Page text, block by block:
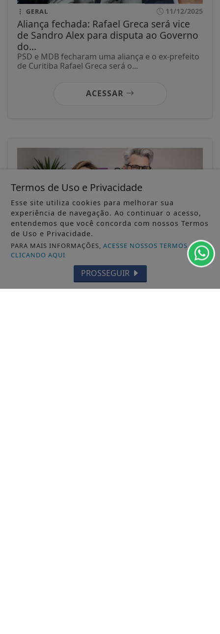
GERAL 11/12/2025
Aliança fechada: Rafael Greca será vice
de Sandro Alex para disputa ao Governo
do...
PSD e MDB fecharam uma aliança e o ex-prefeito
de Curitiba Rafael Greca será o...
ACESSAR
11/12/2025
Aceleradora paranaense abre seleção
para investir R$ 5 milhões em startups
Termos de Uso e Privacidade
Esse site utiliza cookies para melhorar sua
experiência de navegação. Ao continuar o acesso,
entendemos que você concorda com nossos Termos
de Uso e Privacidade.
PARA MAIS INFORMAÇÕES,ACESSE NOSSOS TERMOS
CLICANDO AQUI
PROSSEGUIR